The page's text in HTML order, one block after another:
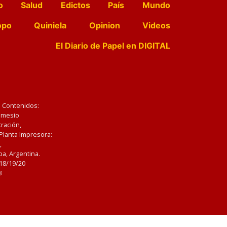
Salud Edictos País
Mundo
Quiniela Opinion
Videos
El Diario de Papel en DIGITAL
Impresora:
Argentina.
19/20